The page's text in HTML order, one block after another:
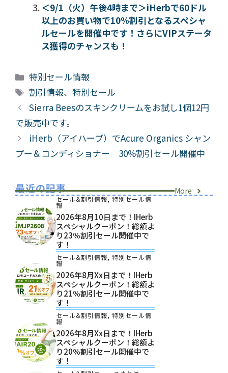
＜9/1（火）午後4時まで＞iHerbで60ドル
以上のお買い物で10%割引となるスペシャ
ルセールを開催中です！さらにVIPステータ
ス獲得のチャンスも！
カ
テ
ゴ
リ
ー
特別セール情報
タ
グ
割引情報、特別セール
Sierra Beesのスキンクリームをお試し1個12円
で販売中です。
iHerb（アイハーブ）でAcure Organics シャン
プー＆コンディショナー 30%割引セール開催中
最近の記事 More
セール&割引情報, 特別セール情
報
2026年8月10日まで！iHerb
スペシャルクーポン！総額よ
り23％割引セール開催中で
す！
セール&割引情報, 特別セール情
報
2026年8月xx日まで！iHerb
スペシャルクーポン！総額よ
り21％割引セール開催中で
す！
セール&割引情報, 特別セール情
報
2026年8月xx日まで！iHerb
スペシャルクーポン！総額よ
り20％割引セール開催中で
す！